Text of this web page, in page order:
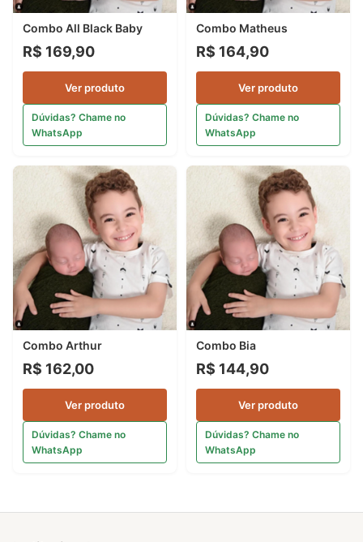
Combo All Black Baby
R$ 169,90
Ver produto
Dúvidas? Chame no
WhatsApp
Combo Matheus
R$ 164,90
Ver produto
Dúvidas? Chame no
WhatsApp
Combo Arthur
R$ 162,00
Ver produto
Dúvidas? Chame no
WhatsApp
Combo Bia
R$ 144,90
Ver produto
Dúvidas? Chame no
WhatsApp